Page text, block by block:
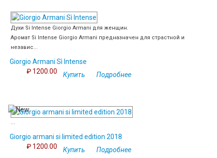
Духи Si Intense Giorgio Armani для женщин.
Аромат Si Intense Giorgio Armani предназначен для страстной и
независ...
Giorgio Armani Sì Intense
₽ 1200.00
Купить Подробнее
...
Giorgio armani si limited edition 2018
₽ 1200.00
Купить Подробнее